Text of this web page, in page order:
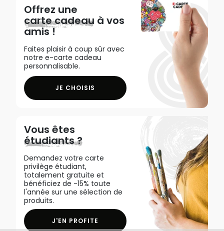
Offrez une
carte cadeau à vos
amis !
Faites plaisir à coup sûr avec
notre e-carte cadeau
personnalisable.
JE CHOISIS
Vous êtes
étudiants ?
Demandez votre carte
privilège étudiant,
totalement gratuite et
bénéficiez de -15% toute
l'année sur une sélection de
produits.
J'EN PROFITE